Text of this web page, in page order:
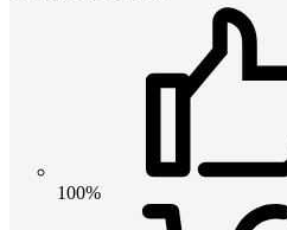
100%